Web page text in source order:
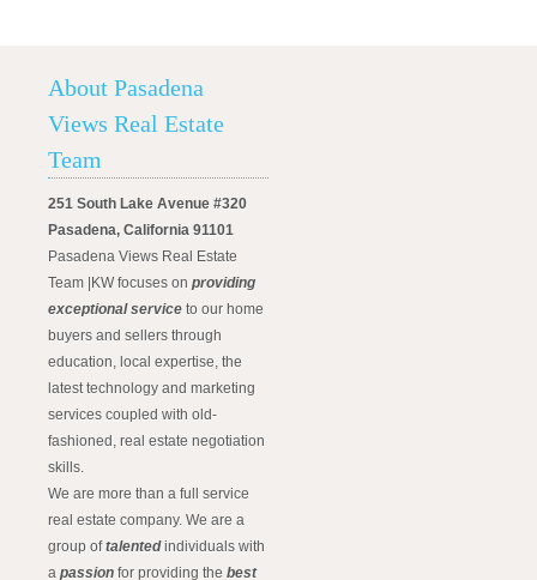
About Pasadena
Views Real Estate
Team
251 South Lake Avenue #320
Pasadena, California 91101
Pasadena Views Real Estate
Team |KW focuses on providing
exceptional service to our home
buyers and sellers through
education, local expertise, the
latest technology and marketing
services coupled with old-
fashioned, real estate negotiation
skills.
We are more than a full service
real estate company. We are a
group oftalentedindividuals with
a passion for providing the best